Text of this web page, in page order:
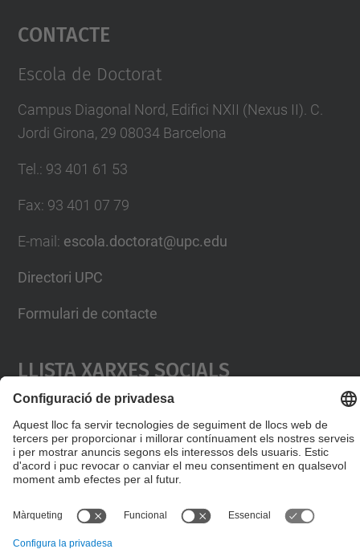
powered by
Contacte
Escola de Doctorat
Campus Diagonal Nord, Edifici NXII (Nexus II). C.
Jordi Girona, 29 08034 Barcelona
Tel.: 93 401 61 53
Fax: 93 401 07 79
E-mail : escola.doctorat@upc.edu
Directori UPC
Formulari de contacte
Llista Xarxes Socials
© UPCEscola de Doctorat